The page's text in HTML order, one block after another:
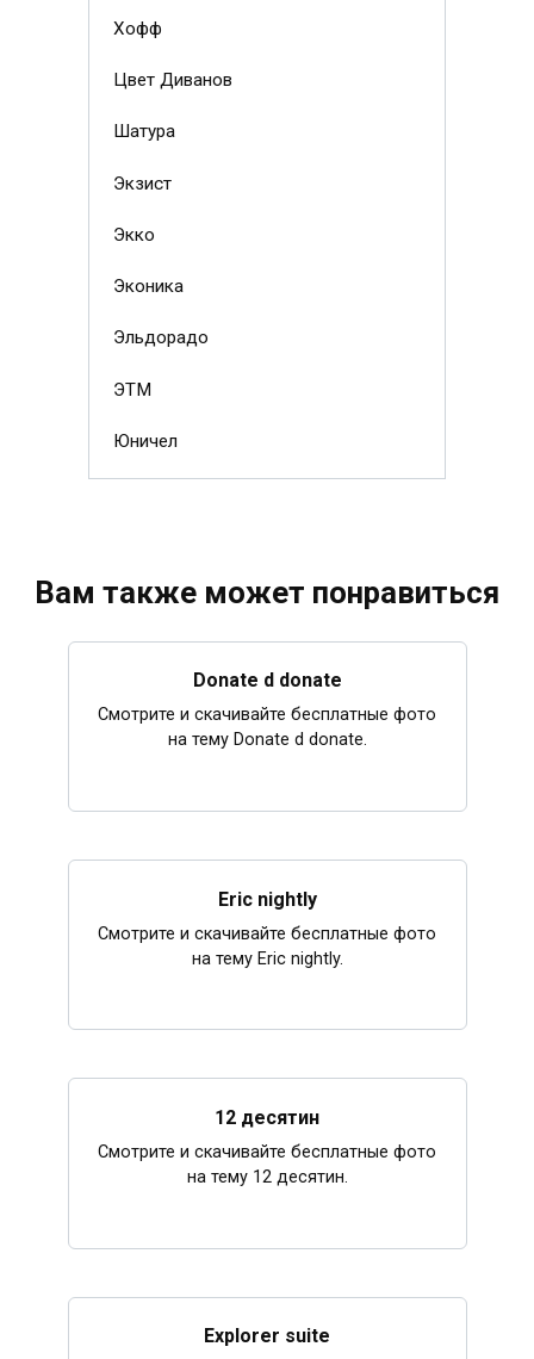
Хофф
Цвет Диванов
Шатура
Экзист
Экко
Эконика
Эльдорадо
ЭТМ
Юничел
Вам также может понравиться
Donate d donate
Смотрите и скачивайте бесплатные фото
на тему Donate d donate.
Eric nightly
Смотрите и скачивайте бесплатные фото
на тему Eric nightly.
12 десятин
Смотрите и скачивайте бесплатные фото
на тему 12 десятин.
Explorer suite